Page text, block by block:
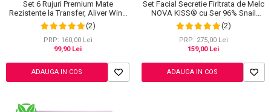
Ruj
Scrub / Balsam de buze
Netestate pe Animale
Set 6 Rujuri Premium Mate
Rezistente la Transfer, Aliver Wine
Lip Tint Waterproof, 7 g X 6 buc
(2)
PRP: 160,00 Lei
99,90 Lei
ADAUGA IN COS
Set Facial Secretie Firltrata de Melc
NOVA KISS® cu Ser 96% Snail
Power si Crema Advanced Snail 92
All in One
(2)
PRP: 275,00 Lei
159,00 Lei
ADAUGA IN COS